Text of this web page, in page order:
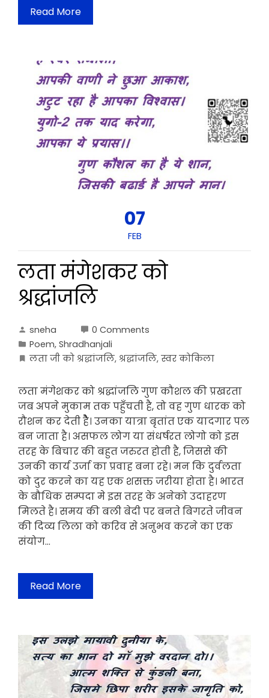
Read More
07
FEB
लता मंगेशकर को
श्रद्धांजलि
sneha
0 Comments
Poem, Shradhanjali
लता जी को श्रद्धांजलि, श्रद्धांजलि, स्वर कोकिला
लता मंगेशकर को श्रद्धांजलि गुण कौशल की प्रखरता
जब अपने मुकाम तक पहुँचती है, तो वह गुण धारक को
रौशन कर देती हैैैै। उनका यात्रा बृतांत एक यादगार पल
बन जाता है। असफल लोग या संधर्षरत लोगो को इस
तरह के बिचार की बहुत जरुरत होती है, जिससे की
उनकी कार्य उर्जा का प्रवाह बना रहे। मन कि दुर्वलता
को दुर करने का यह एक शसक्त जरीया होता है। भारत
के बौधिक सम्पदा मे इस तरह के अनेको उदाहरण
मिलते है। समय की बली बेदी पर बनते बिगरते जीवन
की दिव्य लिला को करिव से अऩुभव करने का एक
संयोग…
Read More